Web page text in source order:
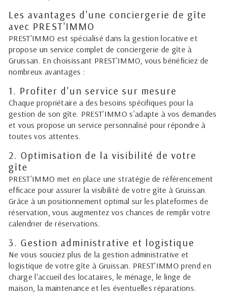
Les avantages d'une conciergerie de gîte
avec PREST'IMMO
PREST'IMMO est spécialisé dans la gestion locative et
propose un service complet de conciergerie de gîte à
Gruissan. En choisissant PREST'IMMO, vous bénéficiez de
nombreux avantages :
1. Profiter d'un service sur mesure
Chaque propriétaire a des besoins spécifiques pour la
gestion de son gîte. PREST'IMMO s'adapte à vos demandes
et vous propose un service personnalisé pour répondre à
toutes vos attentes.
2. Optimisation de la visibilité de votre
gîte
PREST'IMMO met en place une stratégie de référencement
efficace pour assurer la visibilité de votre gîte à Gruissan.
Grâce à un positionnement optimal sur les plateformes de
réservation, vous augmentez vos chances de remplir votre
calendrier de réservations.
3. Gestion administrative et logistique
Ne vous souciez plus de la gestion administrative et
logistique de votre gîte à Gruissan. PREST'IMMO prend en
charge l'accueil des locataires, le ménage, le linge de
maison, la maintenance et les éventuelles réparations.